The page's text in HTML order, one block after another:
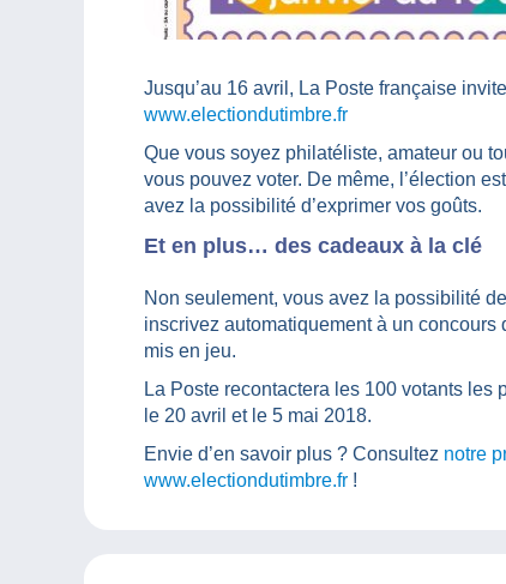
Jusqu’au 16 avril, La Poste française
www.electiondutimbre.fr
Que vous soyez philatéliste, amateur ou
vous pouvez voter. De même, l’élection
avez la possibilité d’exprimer vos goûts.
Et en plus… des cadeaux à la clé
Non seulement, vous avez la possibilité
inscrivez automatiquement à un concours
mis en jeu.
La Poste recontactera les 100 votants
le 20 avril et le 5 mai 2018.
Envie d’en savoir plus ? Consultez notre
www.electiondutimbre.fr !